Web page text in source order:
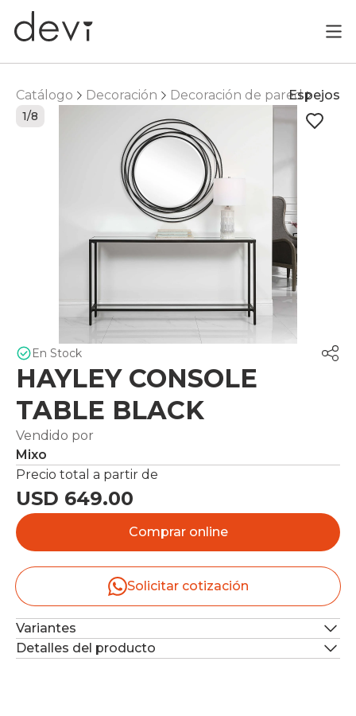
Catálogo Decoración Decoración de paredEspejos
1/8
En Stock
HAYLEY CONSOLE
TABLE BLACK
Vendido por
Mixo
Precio total a partir de
USD 649.00
Comprar online
Solicitar cotización
Variantes
Detalles del producto